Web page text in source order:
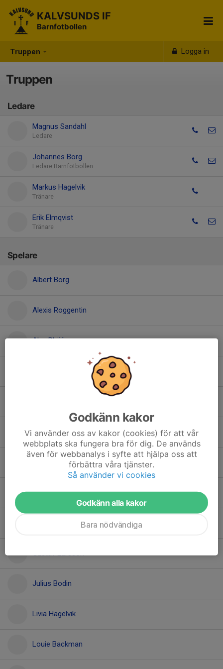
Truppen Logga in
KALVSUNDS IF
Barnfotbollen
Truppen
Ledare
Magnus Sandahl
Ledare
Johannes Borg
Ledare Barnfotbollen
Markus Hagelvik
Tränare
Erik Elmqvist
Tränare
Spelare
Albert Borg
Alexis Roggentin
Alva Rhöös
Disa Sandahl
Emil Rhöös
Erik Larsson
Evert Helgesson Lindholm
Gustav Larsson
Julius Bodin
Livia Hagelvik
Louie Backman
Godkänn kakor
Vi använder oss av kakor (cookies) för att vår
webbplats ska fungera bra för dig. De används
även för webbanalys i syfte att hjälpa oss att
förbättra våra tjänster.
Så använder vi cookies
Godkänn alla kakor
Bara nödvändiga